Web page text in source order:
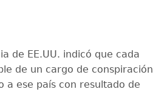
de EE.UU. indicó que cada
de un cargo de conspiración
a ese país con resultado de